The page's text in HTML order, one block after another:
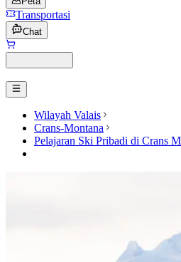
Transportasi
Chat
Wilayah Valais
Crans-Montana
Pelajaran Ski Pribadi di Crans